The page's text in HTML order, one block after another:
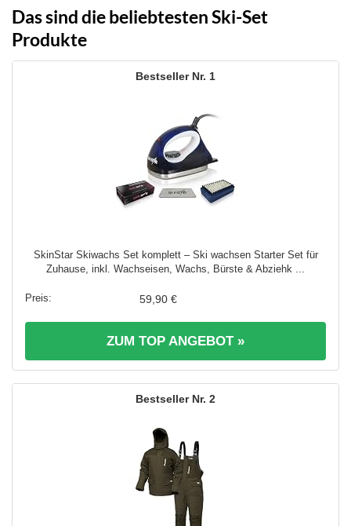
Das sind die beliebtesten Ski-Set
Produkte
1
SkinStar Skiwachs Set komplett – Ski wachsen Starter Set für
Zuhause, inkl. Wachseisen, Wachs, Bürste & Abziehk ...
59,90 €
ZUM TOP ANGEBOT »
2